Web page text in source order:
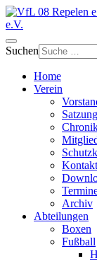
e.V.
Suchen
Home
Verein
Satzung
Kontakt
Archiv
Abteilungen
Boxen
Fußball